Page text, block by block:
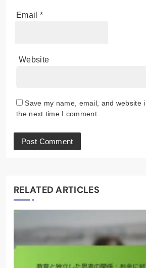
Email *
Website
Save my name, email, and website
the next time I comment.
RELATED ARTICLES